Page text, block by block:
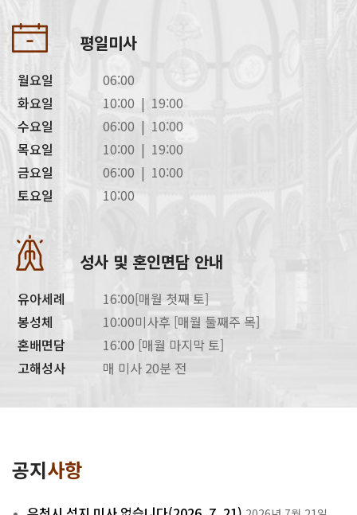
평일미사
월요일
06:00
화요일
10:00 | 19:00
수요일
06:00 | 10:00
목요일
10:00 | 19:00
금요일
06:00 | 10:00
토요일
10:00
성사 및 혼인면담 안내
유아세례
16:00[매월 첫째 토]
봉성체
10:00미사후 [매월 둘째주 목]
혼배면담
16:00 [매월 마지막 토]
고해성사
매 미사 20분 전
공지사항